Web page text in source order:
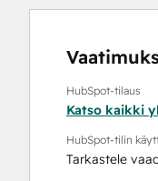
HubSpot-tilaus
Katso kaikki
HubSpot-tilin
Tarkastele